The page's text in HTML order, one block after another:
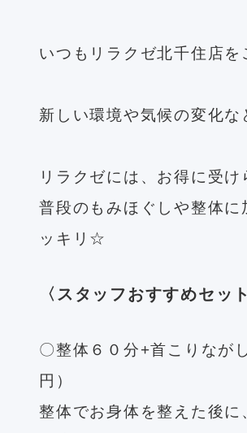
いつもリラクゼ北千住店
新しい環境や気候の変化
リラクゼには、お得に受
普段のもみほぐしや整体
ッキリ☆
〈スタッフおすすめセット
〇整体６０分+首こりな
円）
整体でお身体を整えた後